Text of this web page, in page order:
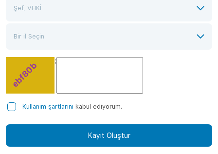
;
Kullanım şartlarını kabul ediyorum.